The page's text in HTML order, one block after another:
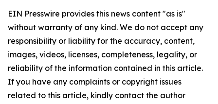
EIN Presswire provides this news content "as is"
without warranty of any kind. We do not accept any
responsibility or liability for the accuracy, content,
images, videos, licenses, completeness, legality, or
reliability of the information contained in this article.
If you have any complaints or copyright issues
related to this article, kindly contact the author